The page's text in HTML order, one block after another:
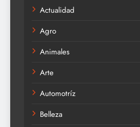
Actualidad
Agro
Animales
Arte
Automotríz
Belleza